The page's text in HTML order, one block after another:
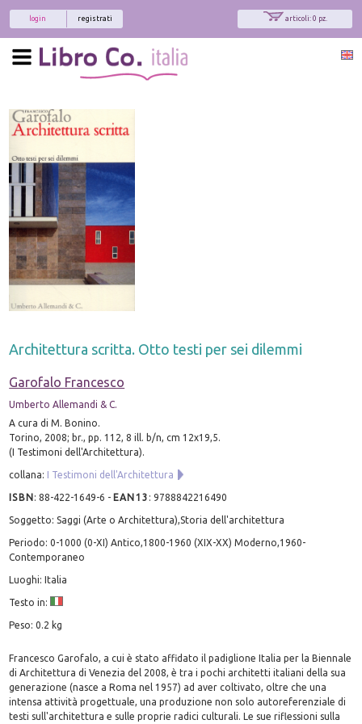
articoli: 0 pz.
registrati
login
Architettura scritta. Otto testi per sei dilemmi
Garofalo Francesco
Umberto Allemandi & C.
A cura di M. Bonino.
Torino, 2008; br., pp. 112, 8 ill. b/n, cm 12x19,5.
(I Testimoni dell'Architettura).
collana: I Testimoni dell'Architettura
ISBN:88-422-1649-6 - EAN13 :9788842216490
Soggetto: Saggi (Arte o Architettura),Storia dell'architettura
Periodo: 0-1000 (0-XI) Antico,1800-1960 (XIX-XX) Moderno,1960-
Contemporaneo
Luoghi: Italia
Testo in:
Peso: 0.2 kg
Francesco Garofalo, a cui è stato affidato il padiglione Italia per la Biennale
di Architettura di Venezia del 2008, è tra i pochi architetti italiani della sua
generazione (nasce a Roma nel 1957) ad aver coltivato, oltre che una
intensa attività progettuale, una produzione non solo autoreferenziale di
testi sull'architettura e sulle proprie radici culturali. Le sue riflessioni sulla